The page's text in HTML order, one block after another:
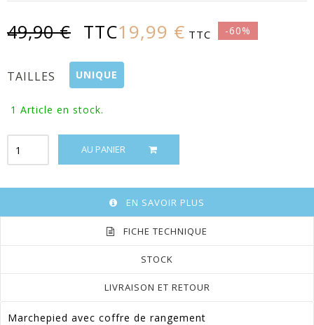
49,90 € TTC19,99 € TTC -60%
TAILLES UNIQUE
1 Article en stock.
AU PANIER
EN SAVOIR PLUS
FICHE TECHNIQUE
STOCK
LIVRAISON ET RETOUR
Marchepied avec coffre de rangement